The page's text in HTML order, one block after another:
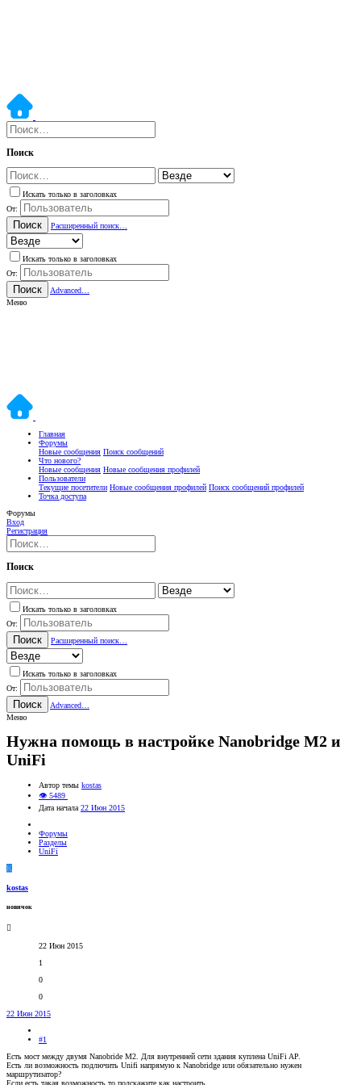
Поиск
Искать только в заголовках
От:
Поиск Расширенный поиск…
Искать только в заголовках
От:
Поиск
Advanced…
Меню
Главная
Форумы
Новые сообщения Поиск сообщений
Что нового?
Новые сообщения Новые сообщения профилей
Пользователи
Текущие посетители Новые сообщения профилей Поиск сообщений профилей
Точка доступа
Форумы
Вход
Регистрация
Поиск
Искать только в заголовках
От:
Поиск Расширенный поиск…
Искать только в заголовках
От:
Поиск
Advanced…
Меню
Нужна помощь в настройке Nanobridge M2 и
UniFi
Автор темы kostas
👁 5489
Дата начала 22 Июн 2015
Форумы
Разделы
UniFi
K
kostas
новичок
22 Июн 2015
1
0
0
22 Июн 2015
#1
Есть мост между двумя Nanobride M2. Для внутренней сети здания куплена UniFi AP.
Есть ли возможность подлючить Unifi напрямую к Nanobridge или обязательно нужен
маршрутизатор?
Если есть такая возможность,то подскажите как настроить.